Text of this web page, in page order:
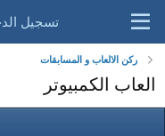
ركن الالعاب و المسابقات
العاب الكمبيوتر